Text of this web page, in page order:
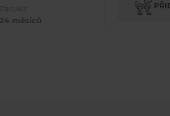
Záruka:
24 měsíců